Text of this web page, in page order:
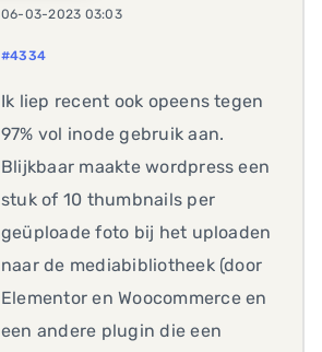
06-03-2023 03:03
#4334
Ik liep recent ook opeens tegen
97% vol inode gebruik aan.
Blijkbaar maakte wordpress een
stuk of 10 thumbnails per
geüploade foto bij het uploaden
naar de mediabibliotheek (door
Elementor en Woocommerce en
een andere plugin die een